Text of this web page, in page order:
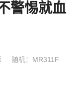
警惕就血
随机：MR311F